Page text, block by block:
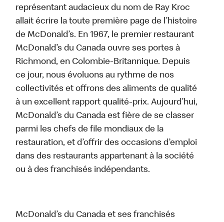
représentant audacieux du nom de Ray Kroc
allait écrire la toute première page de l’histoire
de McDonald’s. En 1967, le premier restaurant
McDonald’s du Canada ouvre ses portes à
Richmond, en Colombie-Britannique. Depuis
ce jour, nous évoluons au rythme de nos
collectivités et offrons des aliments de qualité
à un excellent rapport qualité-prix. Aujourd’hui,
McDonald’s du Canada est fière de se classer
parmi les chefs de file mondiaux de la
restauration, et d’offrir des occasions d’emploi
dans des restaurants appartenant à la société
ou à des franchisés indépendants.
McDonald’s du Canada et ses franchisés